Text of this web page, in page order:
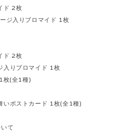
ド 2枚
ジ入りブロマイド 1枚
ド 2枚
入りブロマイド 1枚
枚(全1種)
いポストカード 1枚(全1種)
て